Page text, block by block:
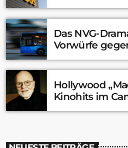
Das NVG-
Vorwürfe
Hollywood
Kinohits im